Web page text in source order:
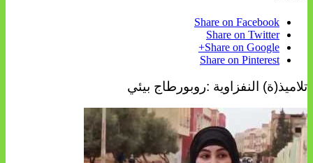
Share on Facebook
Share on Twitter
Share on Google+
Share on Pinterest
تلاميذ(ة) النفزاوية :روبورطاج بيئي